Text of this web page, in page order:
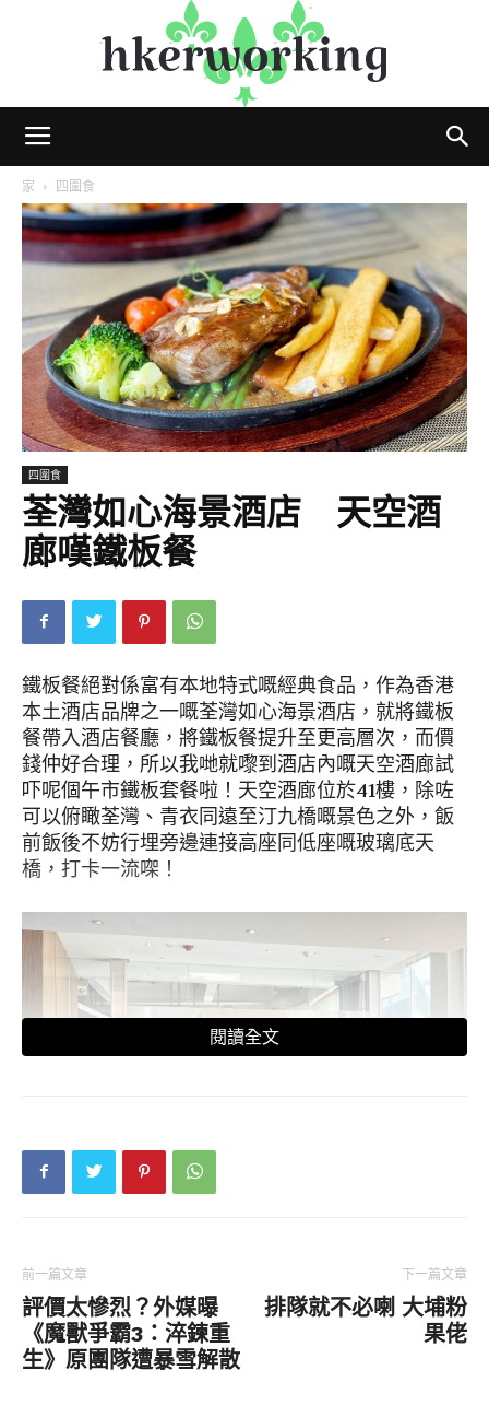
家 四圍食
四圍食
荃灣如心海景酒店 天空酒
廊嘆鐵板餐
鐵板餐絕對係富有本地特式嘅經典食品，作為香港
本土酒店品牌之一嘅荃灣如心海景酒店，就將鐵板
餐帶入酒店餐廳，將鐵板餐提升至更高層次，而價
錢仲好合理，所以我哋就嚟到酒店內嘅天空酒廊試
吓呢個午市鐵板套餐啦！天空酒廊位於41樓，除咗
可以俯瞰荃灣、青衣同遠至汀九橋嘅景色之外，飯
前飯後不妨行埋旁邊連接高座同低座嘅玻璃底天
橋，打卡一流㗎！
閱讀全文
前一篇文章
評價太慘烈？外媒曝
《魔獸爭霸3：淬鍊重
生》原團隊遭暴雪解散
下一篇文章
排隊就不必喇 大埔粉
果佬